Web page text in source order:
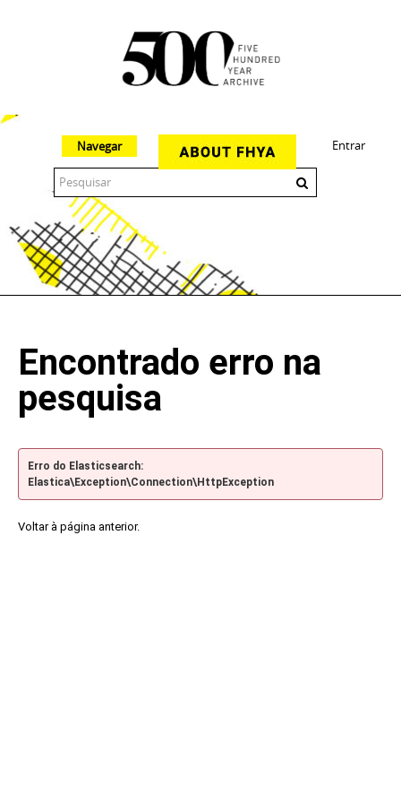
Entrar
Navegar
Encontrado erro na
pesquisa
Erro do Elasticsearch:
Elastica\Exception\Connection\HttpException
Voltar à página anterior.